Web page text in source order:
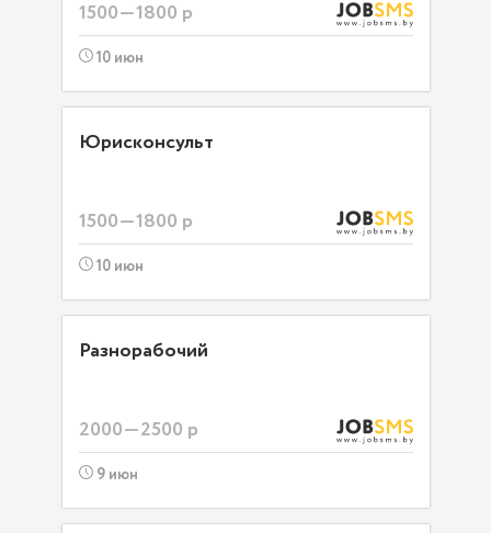
1500—1800 р
10 июн
Юрисконсульт
1500—1800 р
10 июн
Разнорабочий
2000—2500 р
9 июн